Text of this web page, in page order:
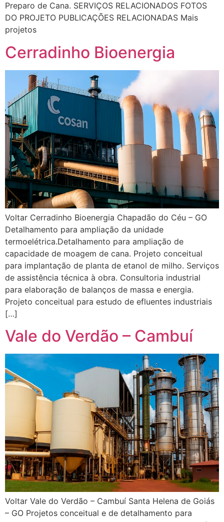
Preparo de Cana. SERVIÇOS RELACIONADOS FOTOS
DO PROJETO PUBLICAÇÕES RELACIONADAS Mais
projetos
Cerradinho Bioenergia
Voltar Cerradinho Bioenergia Chapadão do Céu – GO
Detalhamento para ampliação da unidade
termoelétrica.Detalhamento para ampliação de
capacidade de moagem de cana. Projeto conceitual
para implantação de planta de etanol de milho. Serviços
de assistência técnica à obra. Consultoria industrial
para elaboração de balanços de massa e energia.
Projeto conceitual para estudo de efluentes industriais
[…]
Vale do Verdão – Cambuí
Voltar Vale do Verdão – Cambuí Santa Helena de Goiás
– GO Projetos conceitual e de detalhamento para